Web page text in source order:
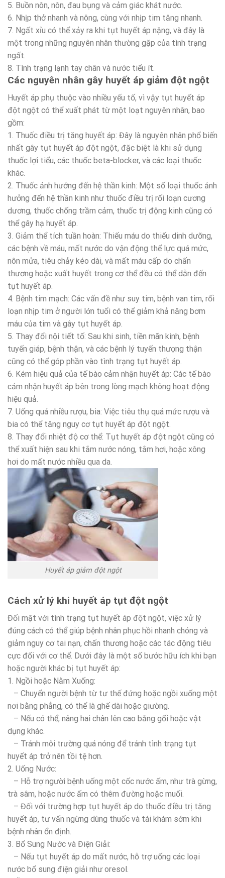
5. Buồn nôn, nôn, đau bụng và cảm giác khát nước.
6. Nhịp thở nhanh và nông, cùng với nhịp tim tăng nhanh.
7. Ngất xỉu có thể xảy ra khi tụt huyết áp nặng, và đây là
một trong những nguyên nhân thường gặp của tình trạng
ngất.
8. Tình trạng lạnh tay chân và nước tiểu ít.
Các nguyên nhân gây huyết áp giảm đột ngột
Huyết áp phụ thuộc vào nhiều yếu tố, vì vậy tụt huyết áp
đột ngột có thể xuất phát từ một loạt nguyên nhân, bao
gồm:
1. Thuốc điều trị tăng huyết áp: Đây là nguyên nhân phổ biến
nhất gây tụt huyết áp đột ngột, đặc biệt là khi sử dụng
thuốc lợi tiểu, các thuốc beta-blocker, và các loại thuốc
khác.
2. Thuốc ảnh hưởng đến hệ thần kinh: Một số loại thuốc ảnh
hưởng đến hệ thần kinh như thuốc điều trị rối loạn cương
dương, thuốc chống trầm cảm, thuốc trị động kinh cũng có
thể gây hạ huyết áp.
3. Giảm thể tích tuần hoàn: Thiếu máu do thiếu dinh dưỡng,
các bệnh về máu, mất nước do vận động thể lực quá mức,
nôn mửa, tiêu chảy kéo dài, và mất máu cấp do chấn
thương hoặc xuất huyết trong cơ thể đều có thể dẫn đến
tụt huyết áp.
4. Bệnh tim mạch: Các vấn đề như suy tim, bệnh van tim, rối
loạn nhịp tim ở người lớn tuổi có thể giảm khả năng bơm
máu của tim và gây tụt huyết áp.
5. Thay đổi nội tiết tố: Sau khi sinh, tiền mãn kinh, bệnh
tuyến giáp, bệnh thận, và các bệnh lý tuyến thượng thận
cũng có thể góp phần vào tình trạng tụt huyết áp.
6. Kém hiệu quả của tế bào cảm nhận huyết áp: Các tế bào
cảm nhận huyết áp bên trong lòng mạch không hoạt động
hiệu quả.
7. Uống quá nhiều rượu, bia: Việc tiêu thụ quá mức rượu và
bia có thể tăng nguy cơ tụt huyết áp đột ngột.
8. Thay đổi nhiệt độ cơ thể: Tụt huyết áp đột ngột cũng có
thể xuất hiện sau khi tắm nước nóng, tắm hơi, hoặc xông
hơi do mất nước nhiều qua da.
Huyết áp giảm đột ngột
Cách xử lý khi huyết áp tụt đột ngột
Đối mặt với tình trạng tụt huyết áp đột ngột, việc xử lý
đúng cách có thể giúp bệnh nhân phục hồi nhanh chóng và
giảm nguy cơ tai nạn, chấn thương hoặc các tác động tiêu
cực đối với cơ thể. Dưới đây là một số bước hữu ích khi bạn
hoặc người khác bị tụt huyết áp:
1. Ngồi hoặc Nằm Xuống:
– Chuyển người bệnh từ tư thế đứng hoặc ngồi xuống một
nơi bằng phẳng, có thể là ghế dài hoặc giường.
– Nếu có thể, nâng hai chân lên cao bằng gối hoặc vật
dụng khác.
– Tránh môi trường quá nóng để tránh tình trạng tụt
huyết áp trở nên tồi tệ hơn.
2. Uống Nước:
– Hỗ trợ người bệnh uống một cốc nước ấm, như trà gừng,
trà sâm, hoặc nước ấm có thêm đường hoặc muối.
– Đối với trường hợp tụt huyết áp do thuốc điều trị tăng
huyết áp, tư vấn ngừng dùng thuốc và tái khám sớm khi
bệnh nhân ổn định.
3. Bổ Sung Nước và Điện Giải:
– Nếu tụt huyết áp do mất nước, hỗ trợ uống các loại
nước bổ sung điện giải như oresol.